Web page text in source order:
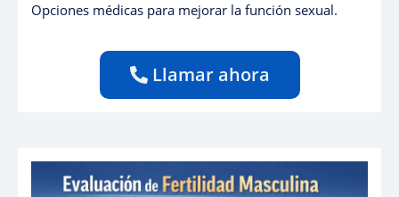
Opciones médicas para mejorar la función sexual.
Llamar ahora